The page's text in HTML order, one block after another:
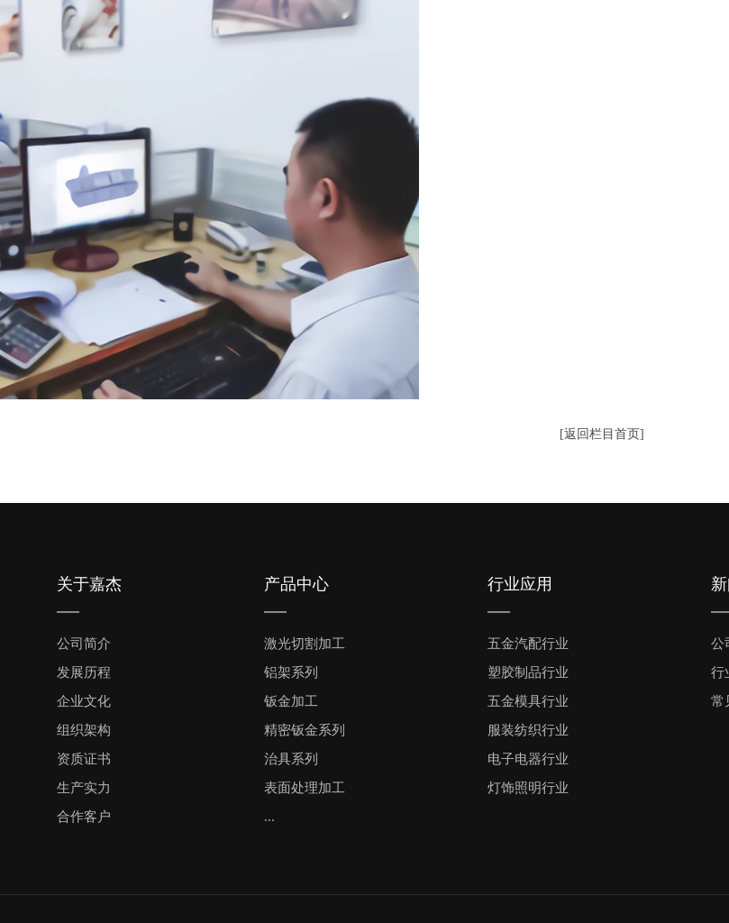
[返回栏目首页]
关于嘉杰
公司简介
发展历程
企业文化
组织架构
资质证书
生产实力
合作客户
产品中心
激光切割加工
铝架系列
钣金加工
精密钣金系列
治具系列
表面处理加工
...
行业应用
五金汽配行业
塑胶制品行业
五金模具行业
服装纺织行业
电子电器行业
灯饰照明行业
公
行
常